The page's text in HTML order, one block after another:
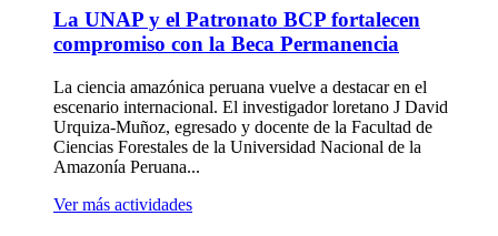
La UNAP y el Patronato BCP fortalecen
compromiso con la Beca Permanencia
La ciencia amazónica peruana vuelve a destacar en el
escenario internacional. El investigador loretano J David
Urquiza-Muñoz, egresado y docente de la Facultad de
Ciencias Forestales de la Universidad Nacional de la
Amazonía Peruana...
Ver más actividades